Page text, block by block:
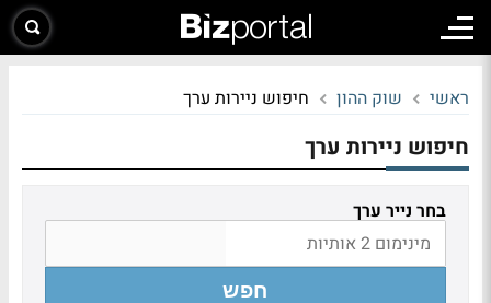
ראשי שוק ההון חיפוש ניירות ערך
חיפוש ניירות ערך
בחר נייר ערך
חפש